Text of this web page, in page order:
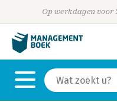
Op werkdagen voor